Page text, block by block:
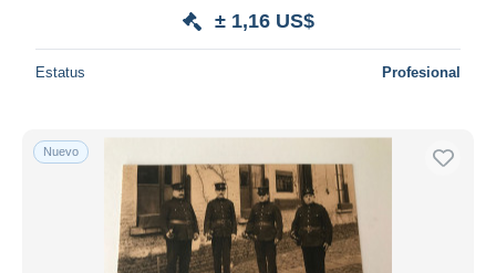
Aplicar
± 1,16 US$
Estatus Profesional
Nuevo